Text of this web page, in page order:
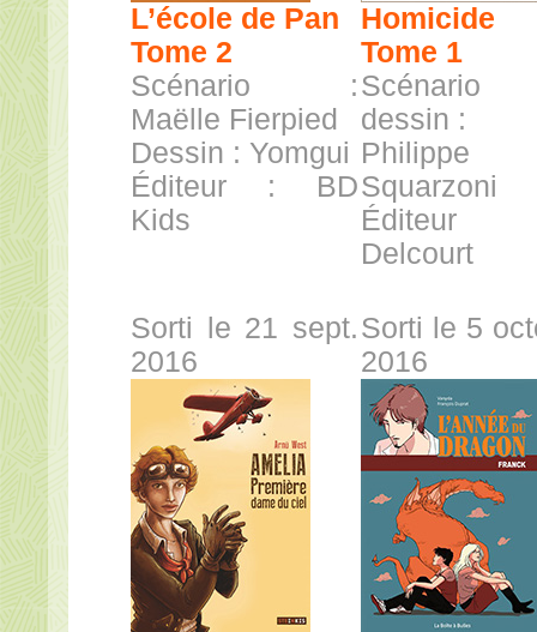
L’école de Pan
Tome 2
Scénario :
Maëlle Fierpied
Dessin : Yomgui
Éditeur : BD
Kids
Homicide
Tome 1
dessin :
Philippe
Squarzoni
Delcourt
Sorti le 21 sept.
2016
Sorti le 5
2016